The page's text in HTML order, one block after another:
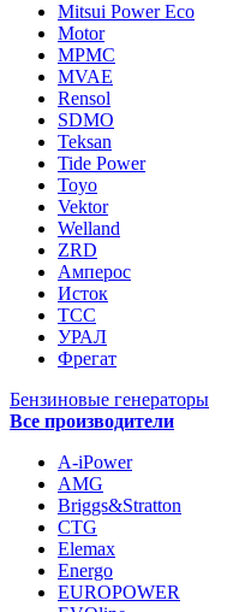
Mitsui Power Eco
Motor
MPMC
MVAE
Rensol
SDMO
Teksan
Tide Power
Toyo
Vektor
Welland
ZRD
Амперос
Исток
ТСС
УРАЛ
Фрегат
Бензиновые генераторы
Все производители
A-iPower
AMG
Briggs&Stratton
CTG
Elemax
Energo
EUROPOWER